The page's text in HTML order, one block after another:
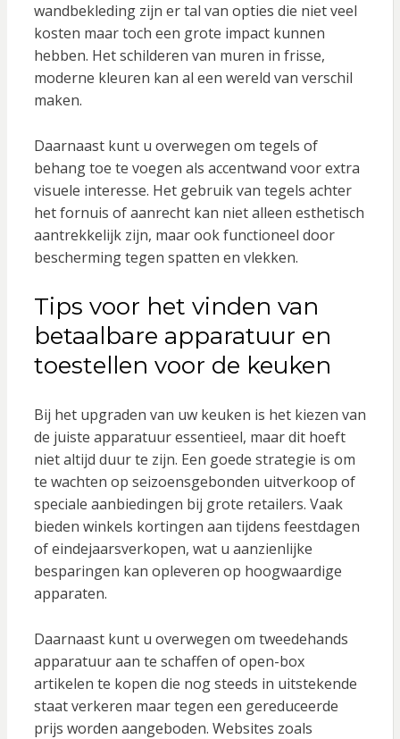
wandbekleding zijn er tal van opties die niet veel
kosten maar toch een grote impact kunnen
hebben. Het schilderen van muren in frisse,
moderne kleuren kan al een wereld van verschil
maken.
Daarnaast kunt u overwegen om tegels of
behang toe te voegen als accentwand voor extra
visuele interesse. Het gebruik van tegels achter
het fornuis of aanrecht kan niet alleen esthetisch
aantrekkelijk zijn, maar ook functioneel door
bescherming tegen spatten en vlekken.
Tips voor het vinden van
betaalbare apparatuur en
toestellen voor de keuken
Bij het upgraden van uw keuken is het kiezen van
de juiste apparatuur essentieel, maar dit hoeft
niet altijd duur te zijn. Een goede strategie is om
te wachten op seizoensgebonden uitverkoop of
speciale aanbiedingen bij grote retailers. Vaak
bieden winkels kortingen aan tijdens feestdagen
of eindejaarsverkopen, wat u aanzienlijke
besparingen kan opleveren op hoogwaardige
apparaten.
Daarnaast kunt u overwegen om tweedehands
apparatuur aan te schaffen of open-box
artikelen te kopen die nog steeds in uitstekende
staat verkeren maar tegen een gereduceerde
prijs worden aangeboden. Websites zoals